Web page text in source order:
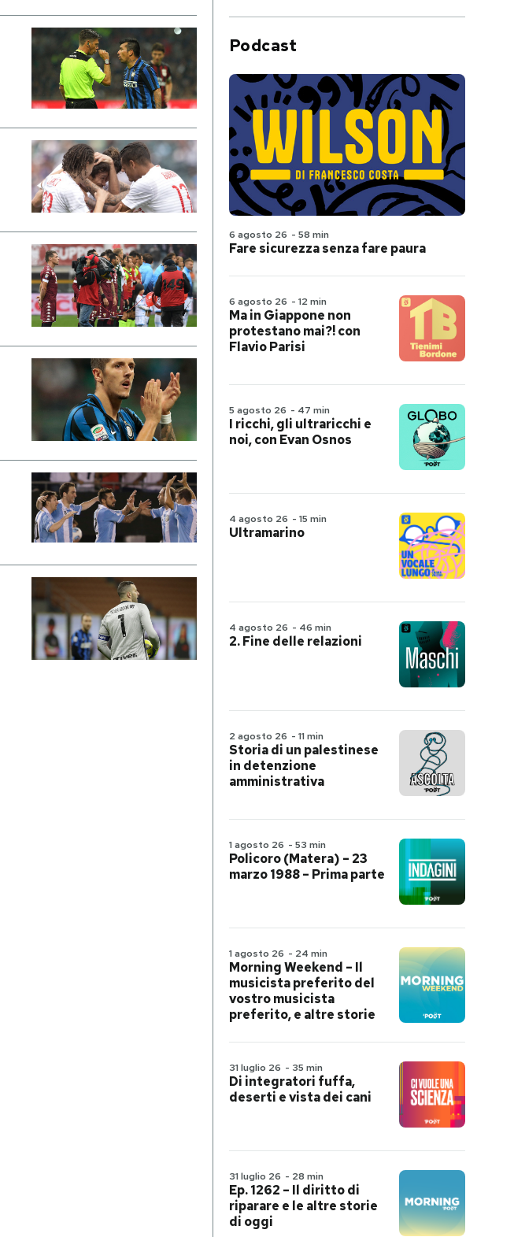
Podcast
6 agosto 26 - 58 min
Fare sicurezza senza fare paura
6 agosto 26 - 12 min
Ma in Giappone non
protestano mai?! con
Flavio Parisi
5 agosto 26 - 47 min
I ricchi, gli ultraricchi e
noi, con Evan Osnos
4 agosto 26 - 15 min
Ultramarino
4 agosto 26 - 46 min
2. Fine delle relazioni
2 agosto 26 - 11 min
Storia di un palestinese
in detenzione
amministrativa
1 agosto 26 - 53 min
Policoro (Matera) – 23
marzo 1988 – Prima parte
1 agosto 26 - 24 min
Morning Weekend – Il
musicista preferito del
vostro musicista
preferito, e altre storie
31 luglio 26 - 35 min
Di integratori fuffa,
deserti e vista dei cani
31 luglio 26 - 28 min
Ep. 1262 – Il diritto di
riparare e le altre storie
di oggi